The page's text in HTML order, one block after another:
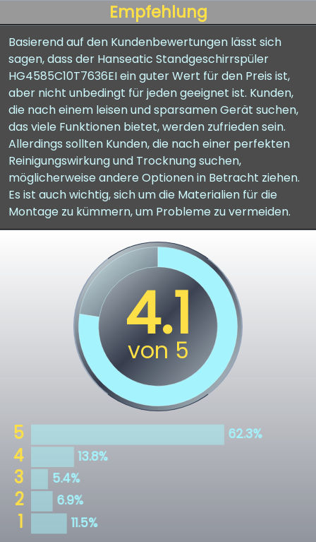
Empfehlung
Basierend auf den Kundenbewertungen lässt sich
sagen, dass der Hanseatic Standgeschirrspüler
HG4585C10T7636EI ein guter Wert für den Preis ist,
aber nicht unbedingt für jeden geeignet ist. Kunden,
die nach einem leisen und sparsamen Gerät suchen,
das viele Funktionen bietet, werden zufrieden sein.
Allerdings sollten Kunden, die nach einer perfekten
Reinigungswirkung und Trocknung suchen,
möglicherweise andere Optionen in Betracht ziehen.
Es ist auch wichtig, sich um die Materialien für die
Montage zu kümmern, um Probleme zu vermeiden.